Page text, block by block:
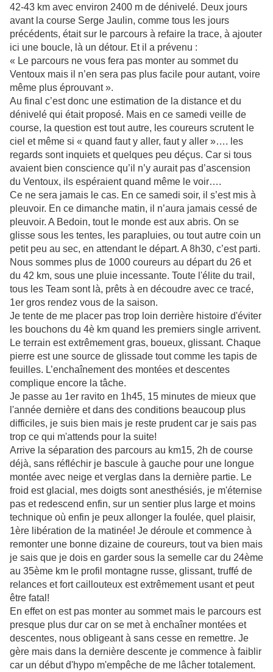
42-43 km avec environ 2400 m de dénivelé. Deux jours
avant la course Serge Jaulin, comme tous les jours
précédents, était sur le parcours à refaire la trace, à ajouter
ici une boucle, là un détour. Et il a prévenu :
« Le parcours ne vous fera pas monter au sommet du
Ventoux mais il n’en sera pas plus facile pour autant, voire
même plus éprouvant ».
Au final c’est donc une estimation de la distance et du
dénivelé qui était proposé. Mais en ce samedi veille de
course, la question est tout autre, les coureurs scrutent le
ciel et même si « quand faut y aller, faut y aller »…. les
regards sont inquiets et quelques peu déçus. Car si tous
avaient bien conscience qu’il n’y aurait pas d’ascension
du Ventoux, ils espéraient quand même le voir….
Ce ne sera jamais le cas. En ce samedi soir, il s’est mis à
pleuvoir. En ce dimanche matin, il n’aura jamais cessé de
pleuvoir. A Bedoin, tout le monde est aux abris. On se
glisse sous les tentes, les parapluies, ou tout autre coin un
petit peu au sec, en attendant le départ. A 8h30, c’est parti.
Nous sommes plus de 1000 coureurs au départ du 26 et
du 42 km, sous une pluie incessante. Toute l'élite du trail,
tous les Team sont là, prêts à en découdre avec ce tracé,
1er gros rendez vous de la saison.
Je tente de me placer pas trop loin derrière histoire d'éviter
les bouchons du 4è km quand les premiers single arrivent.
Le terrain est extrêmement gras, boueux, glissant. Chaque
pierre est une source de glissade tout comme les tapis de
feuilles. L’enchaînement des montées et descentes
complique encore la tâche.
Je passe au 1er ravito en 1h45, 15 minutes de mieux que
l'année dernière et dans des conditions beaucoup plus
difficiles, je suis bien mais je reste prudent car je sais pas
trop ce qui m'attends pour la suite!
Arrive la séparation des parcours au km15, 2h de course
déjà, sans réfléchir je bascule à gauche pour une longue
montée avec neige et verglas dans la dernière partie. Le
froid est glacial, mes doigts sont anesthésiés, je m'éternise
pas et redescend enfin, sur un sentier plus large et moins
technique où enfin je peux allonger la foulée, quel plaisir,
1ère libération de la matinée! Je déroule et commence à
remonter une bonne dizaine de coureurs, tout va bien mais
je sais que je dois en garder sous la semelle car du 24ème
au 35ème km le profil montagne russe, glissant, truffé de
relances et fort caillouteux est extrêmement usant et peut
être fatal!
En effet on est pas monter au sommet mais le parcours est
presque plus dur car on se met à enchaîner montées et
descentes, nous obligeant à sans cesse en remettre. Je
gère mais dans la dernière descente je commence à faiblir
car un début d'hypo m'empêche de me lâcher totalement.